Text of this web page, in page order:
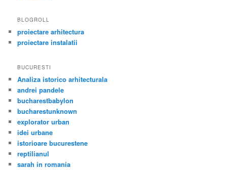
BLOGROLL
proiectare arhitectura
proiectare instalatii
BUCURESTI
Analiza istorico arhitecturala
andrei pandele
bucharestbabylon
bucharestunknown
explorator urban
idei urbane
istorioare bucurestene
reptilianul
sarah in romania